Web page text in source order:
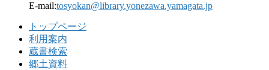
E-mail:tosyokan@library.yonezawa.yamagata.jp
トップページ
利用案内
蔵書検索
郷土資料